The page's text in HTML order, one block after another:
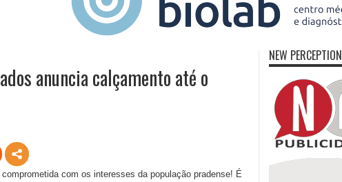
anuncia calçamento até o
com os interesses da população pradense! É
NEW PERCEPTION